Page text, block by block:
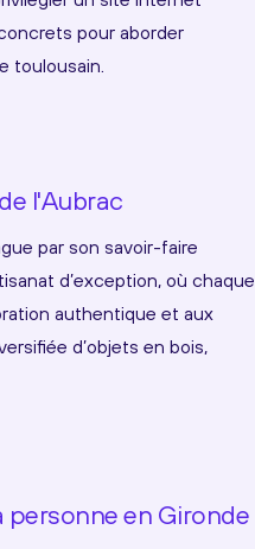
pour aborder
toulousain.
l'Aubrac
par son savoir-faire
d’exception, où chaque
authentique et aux
d’objets en bois,
personne en Gironde